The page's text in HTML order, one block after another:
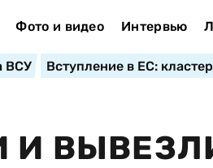
Фото и видео Интервью
ВСУ Вступление в ЕС:
И